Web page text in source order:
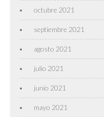
octubre 2021
septiembre 2021
agosto 2021
julio 2021
junio 2021
mayo 2021